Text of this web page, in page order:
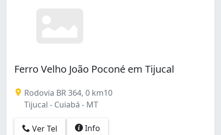
Ferro Velho João Poconé em Tijucal
Rodovia BR 364, 0 km10
Tijucal - Cuiabá - MT
Ver Tel Info